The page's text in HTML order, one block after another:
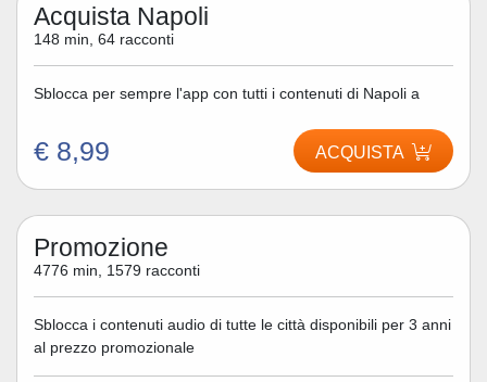
Acquista Napoli
148 min, 64 racconti
Sblocca per sempre l'app con tutti i contenuti di Napoli a
€ 8,99 ACQUISTA
Promozione
4776 min, 1579 racconti
Sblocca i contenuti audio di tutte le città disponibili per 3 anni
al prezzo promozionale